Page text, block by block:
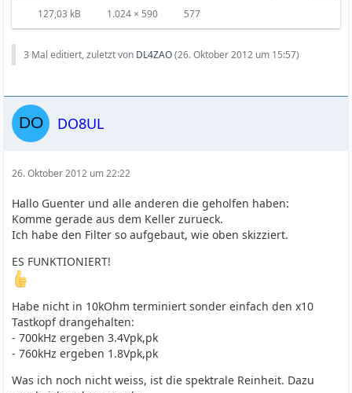
127,03 kB 1.024 × 590 577
3 Mal editiert, zuletzt von DL4ZAO(26. Oktober 2012 um 15:57)
DO8UL
26. Oktober 2012 um 22:22
Hallo Guenter und alle anderen die geholfen haben:
Komme gerade aus dem Keller zurueck.
Ich habe den Filter so aufgebaut, wie oben skizziert.
ES FUNKTIONIERT!
Habe nicht in 10kOhm terminiert sonder einfach den x10
Tastkopf drangehalten:
- 700kHz ergeben 3.4Vpk,pk
- 760kHz ergeben 1.8Vpk,pk
Was ich noch nicht weiss, ist die spektrale Reinheit. Dazu